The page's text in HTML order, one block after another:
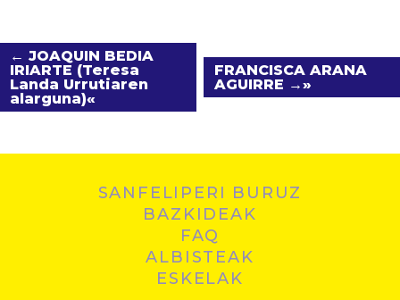
← JOAQUIN BEDIA
IRIARTE (Teresa
Landa Urrutiaren
alarguna)
FRANCISCA ARANA
AGUIRRE →
SANFELIPERI BURUZ
BAZKIDEAK
FAQ
ALBISTEAK
ESKELAK